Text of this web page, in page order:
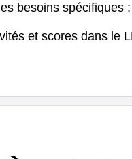
besoins spécifiques ;
et scores dans le